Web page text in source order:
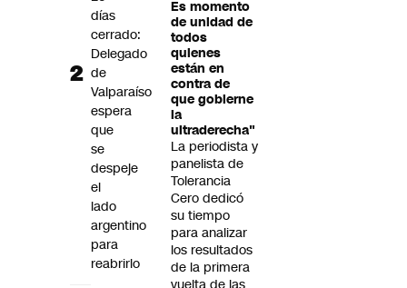
Es momento
de unidad de
todos
quienes
están en
contra de
que gobierne
la
ultraderecha"
La periodista y
panelista de
Tolerancia
Cero dedicó
su tiempo
para analizar
los resultados
de la primera
vuelta de las
días
cerrado:
Delegado
de
Valparaíso
espera
que
se
despeje
el
lado
argentino
para
reabrirlo